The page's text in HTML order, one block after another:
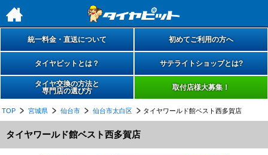
h
統一料金・直送について 初めてご利用の方へ
タイヤピットとは？ サテライトショップとは?
タイヤ交換の方法と
専門店の選び方
取付店様大募集！
TOP 宮城県 仙台市 仙台市太白区 タイヤワールド館ベスト西多賀店
タイヤワールド館ベスト西多賀店